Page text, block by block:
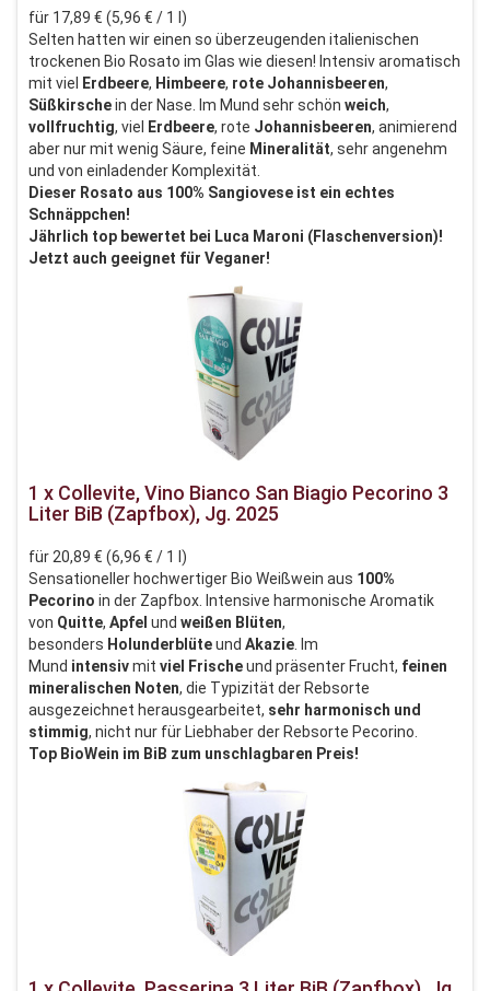
für 17,89 € (5,96 € / 1 l)
Selten hatten wir einen so überzeugenden italienischen
trockenen Bio Rosato im Glas wie diesen! Intensiv aromatisch
mit viel
Erdbeere, Himbeere, rote Johannisbeeren,
Süßkirschein der Nase. Im Mund sehr schön weich,
vollfruchtig, viel Erdbeere, rote Johannisbeeren, animierend
aber nur mit wenig Säure, feine Mineralität, sehr angenehm
und von einladender Komplexität.
Dieser Rosato aus 100% Sangiovese ist ein echtes
Schnäppchen!
Jährlich top bewertet bei Luca Maroni (Flaschenversion)!
Jetzt auch geeignet für Veganer!
1 x Collevite, Vino Bianco San Biagio Pecorino 3
Liter BiB (Zapfbox), Jg. 2025
für 20,89 € (6,96 € / 1 l)
Sensationeller hochwertiger Bio Weißwein aus 100%
Pecorino in der Zapfbox. Intensive harmonische Aromatik
von Quitte, Apfel und weißen Blüten,
besonders Holunderblüteund Akazie. Im
Mund intensivmit viel Frischeund präsenter Frucht, feinen
mineralischen Noten, die Typizität der Rebsorte
ausgezeichnet herausgearbeitet, sehr harmonisch und
stimmig, nicht nur für Liebhaber der Rebsorte Pecorino.
Top BioWein im BiB zum unschlagbaren Preis!